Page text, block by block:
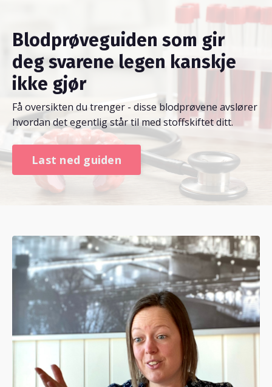
Blodprøveguiden som gir
deg svarene legen kanskje
ikke gjør
Få oversikten du trenger - disse blodprøvene avslører
hvordan det egentlig står til med stoffskiftet ditt.
Last ned guiden